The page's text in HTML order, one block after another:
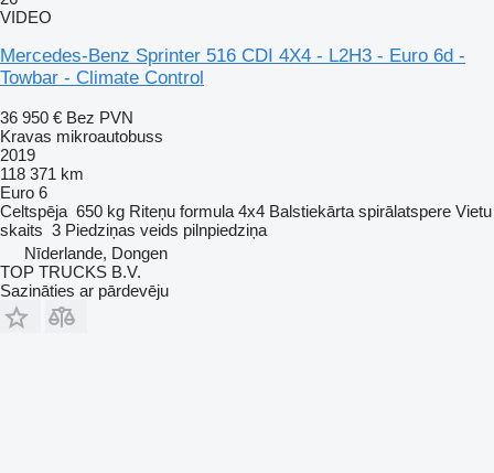
VIDEO
Mercedes-Benz Sprinter 516 CDI 4X4 - L2H3 - Euro 6d -
Towbar - Climate Control
36 950 € Bez PVN
Kravas mikroautobuss
2019
118 371 km
Euro 6
Celtspēja 650 kg Riteņu formula 4x4 Balstiekārta spirālatspere Vietu
skaits 3 Piedziņas veids pilnpiedziņa
Nīderlande, Dongen
TOP TRUCKS B.V.
Sazināties ar pārdevēju